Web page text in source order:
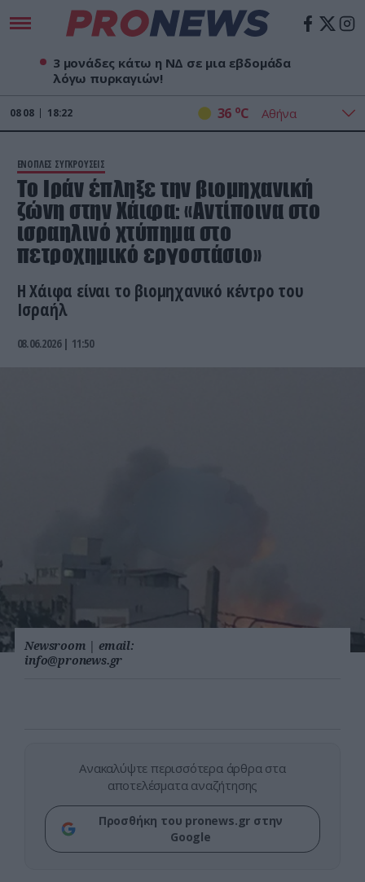
3 μονάδες κάτω η ΝΔ σε μια εβδομάδα
λόγω πυρκαγιών!
08 08 18:22 36 oC
ΕΝΟΠΛΕΣ ΣΥΓΚΡΟΥΣΕΙΣ
Το Ιράν έπληξε την βιομηχανική
ζώνη στην Χάιφα: «Αντίποινα στο
ισραηλινό χτύπημα στο
πετροχημικό εργοστάσιο»
Η Χάιφα είναι το βιομηχανικό κέντρο του
Ισραήλ
08.06.2026 | 11:50
Newsroom | email:
info@pronews.gr
Ανακαλύψτε περισσότερα άρθρα στα
αποτελέσματα αναζήτησης
Προσθήκη του pronews.gr στην
Google